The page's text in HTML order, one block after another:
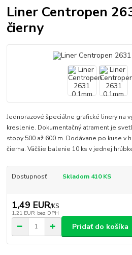
Liner Centropen
čierny
Jednorazové špeciálne grafické linery na
kreslenie. Dokumentačný atrament je
stopy 500 až 600 m. Dodávane po kuse v
čierna. Väčšie balenie 10 ks v jednej
Dostupnosť Skladom 410 KS
1,49 EUR/KS
1,21 EUR bez DPH
Pridať do košíka